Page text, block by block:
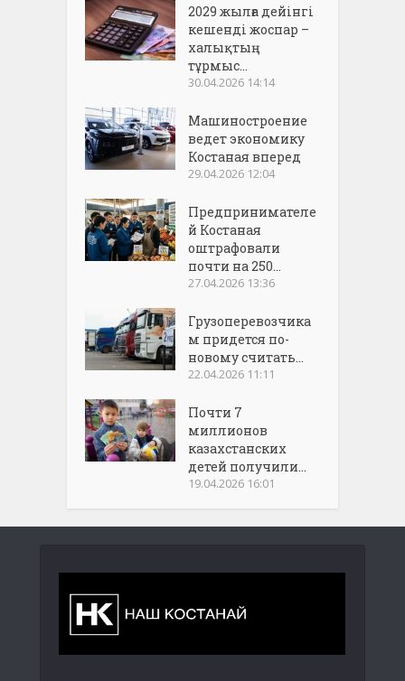
2029 жылға дейінгі
кешенді жоспар –
халықтың
тұрмыс...
30.04.2026 14:14
Машиностроение
ведет экономику
Костаная вперед
29.04.2026 12:04
Предпринимателе
й Костаная
оштрафовали
почти на 250...
27.04.2026 13:36
Грузоперевозчика
м придется по-
новому считать...
22.04.2026 11:11
Почти 7
миллионов
казахстанских
детей получили...
19.04.2026 16:01